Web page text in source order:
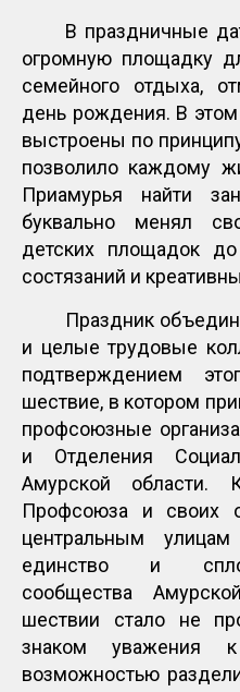
В праздничные
огромную площадку
семейного отдыха,
день рождения. В
выстроены по
позволило каждому
Приамурья найти
буквально менял
детских площадок
состязаний и
Праздник
и целые трудовые
подтверждением
шествие, в котором
профсоюзные
и Отделения
Амурской области.
Профсоюза и своих
центральным
единство и
сообщества
шествии стало не
знаком уважения
возможностью